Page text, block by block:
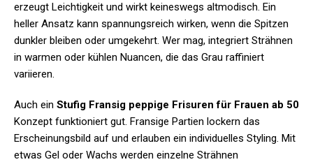
erzeugt Leichtigkeit und wirkt keineswegs altmodisch. Ein
heller Ansatz kann spannungsreich wirken, wenn die Spitzen
dunkler bleiben oder umgekehrt. Wer mag, integriert Strähnen
in warmen oder kühlen Nuancen, die das Grau raffiniert
variieren.
Auch ein Stufig Fransig peppige Frisuren für Frauen ab 50
Konzept funktioniert gut. Fransige Partien lockern das
Erscheinungsbild auf und erlauben ein individuelles Styling. Mit
etwas Gel oder Wachs werden einzelne Strähnen